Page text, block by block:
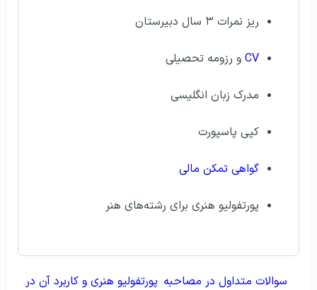
ريز نمرات ۳ سال دبيرستان
CV و رزومه تحصيلی
مدرک زبان انگلیسی
کپی پاسپورت
گواهی تمکن مالی
پورتفولیو هنری برای رشته‌های هنر
سوالات متداول در مصاحبه پورتفولیو هنری و کاربرد آن در